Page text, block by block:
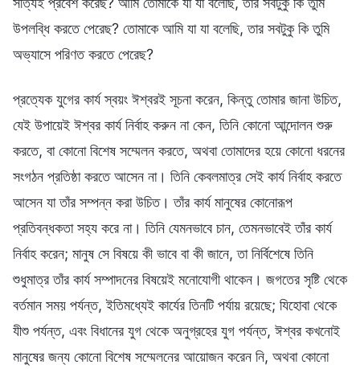
প্রত্যেক যুগের কার্য স্বয়ং ঈশ্বরই সূচনা করেন, কিন্তু তোমার জানা উচিত,
যেই উপায়েই ঈশ্বর কার্য নির্বাহ করুন না কেন, তিনি কোনো আন্দোলন শুরু
করতে, বা কোনো বিশেষ সম্মেলন করতে, অথবা তোমাদের হয়ে কোনো ধরনের
সংগঠন প্রতিষ্ঠা করতে আসেন না। তিনি কেবলমাত্র সেই কার্য নির্বাহ করতে
আসেন যা তাঁর সম্পন্ন করা উচিত। তাঁর কার্য মানুষের কোনোরূপ
প্রতিবন্ধকতা সহ্য করে না। তিনি যেমনভাবে চান, তেমনভাবেই তাঁর কার্য
নির্বাহ করেন; মানুষ সে বিষয়ে কী ভাবে বা কী জানে, তা নির্বিশেষে তিনি
শুধুমাত্র তাঁর কার্য সম্পাদনের বিষয়েই মনোযোগী থাকেন। জগতের সৃষ্টি থেকে
বর্তমান সময় পর্যন্ত, ইতিমধ্যেই কার্যের তিনটি পর্যায় রয়েছে; যিহোবা থেকে
যীশু পর্যন্ত, এবং বিধানের যুগ থেকে অনুগ্রহের যুগ পর্যন্ত, ঈশ্বর কখনোই
মানুষের জন্য কোনো বিশেষ সম্মেলনের আয়োজন করেন নি, অথবা কোনো